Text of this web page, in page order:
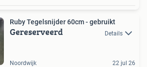
Ruby Tegelsnijder 60cm - gebruikt
Gereserveerd Details
Noordwijk 22 jul 26